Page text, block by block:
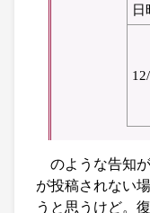
日
のような告知
が投稿されない
うと思うけど。